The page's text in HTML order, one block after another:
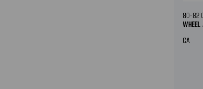
80-82
WHEEL
CA